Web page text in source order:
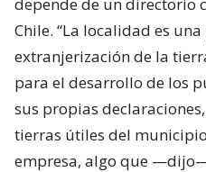
Chile. “La localidad es
extranjerización de la
para el desarrollo de los
sus propias
tierras útiles del
empresa, algo que